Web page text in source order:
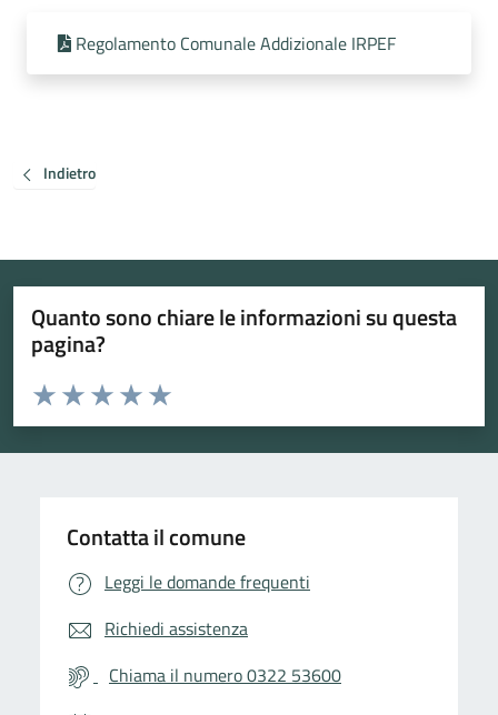
Regolamento Comunale Addizionale IRPEF
Indietro
Quanto sono chiare le informazioni su questa
pagina?
Valuta da 1 a 5 stelle la pagina
Valuta 5 stelle su 5
Valuta 4 stelle su 5
Valuta 3 stelle su 5
Valuta 2 stelle su 5
Valuta 1 stelle su 5
Contatta il comune
Leggi le domande frequenti
Richiedi assistenza
Chiama il numero 0322 53600